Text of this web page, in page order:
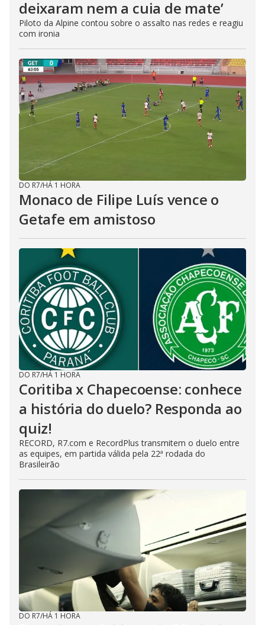
deixaram nem a cuia de mate’
Piloto da Alpine contou sobre o assalto nas redes e reagiu
com ironia
DO R7/HÁ 1 HORA
Monaco de Filipe Luís vence o
Getafe em amistoso
DO R7/HÁ 1 HORA
Coritiba x Chapecoense: conhece
a história do duelo? Responda ao
quiz!
RECORD, R7.com e RecordPlus transmitem o duelo entre
as equipes, em partida válida pela 22ª rodada do
Brasileirão
DO R7/HÁ 1 HORA